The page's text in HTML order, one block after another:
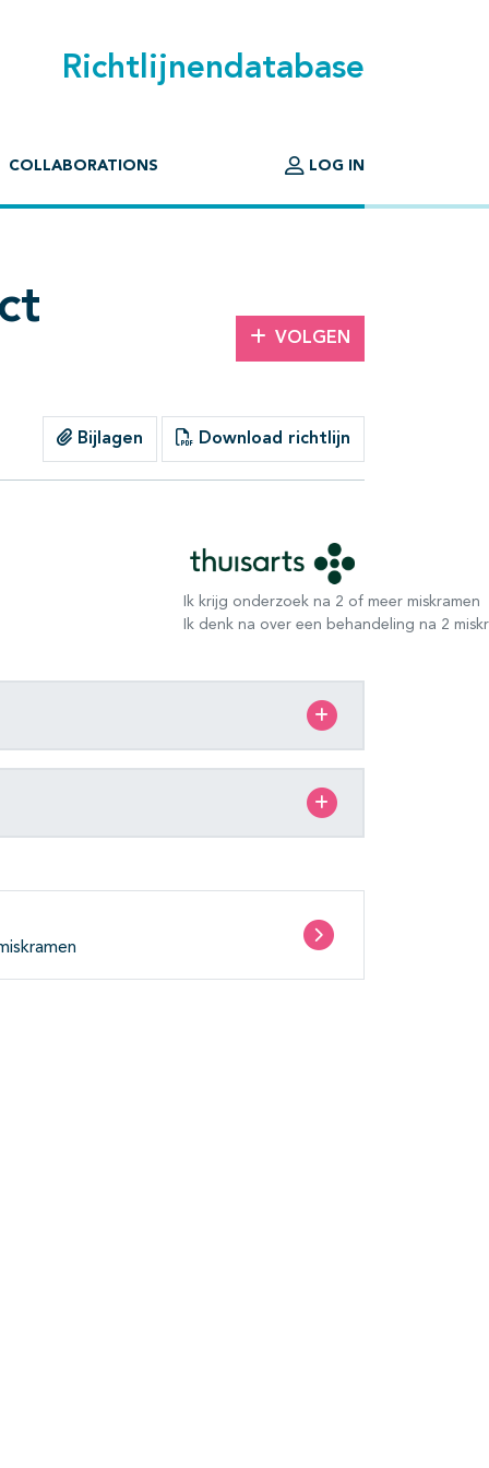
Richtlijnendatabase
COLLABORATIONS LOG IN
VOLGEN
Bijlagen Download richtlijn
Ik krijg onderzoek na 2 of meer miskramen
Ik denk na over een behandeling na 2